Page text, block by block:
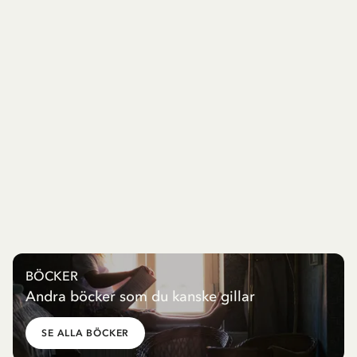
BÖCKER
Andra böcker som du kanske gillar
SE ALLA BÖCKER